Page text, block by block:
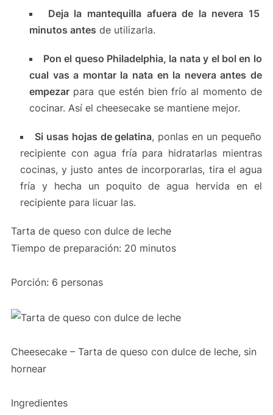
Deja la mantequilla afuera de la nevera 15
minutos antes de utilizarla.
Pon el queso Philadelphia, la nata y el bol en lo
cual vas a montar la nata en la nevera antes de
empezarpara que estén bien frío al momento de
cocinar. Así el cheesecake se mantiene mejor.
Si usas hojas de gelatina, ponlas en un pequeño
recipiente con agua fría para hidratarlas mientras
cocinas, y justo antes de incorporarlas, tira el agua
fría y hecha un poquito de agua hervida en el
recipiente para licuar las.
Tarta de queso con dulce de leche
Tiempo de preparación: 20 minutos
Porción: 6 personas
Cheesecake – Tarta de queso con dulce de leche, sin
hornear
Ingredientes